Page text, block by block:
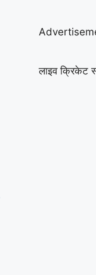
लाइव क्रिकेट